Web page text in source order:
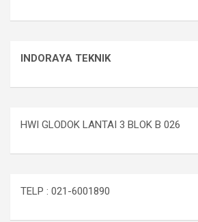
INDORAYA TEKNIK
HWI GLODOK LANTAI 3 BLOK B 026
TELP : 021-6001890